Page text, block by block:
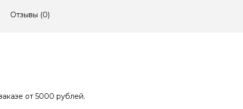
Отзывы (0)
от 5000 рублей.